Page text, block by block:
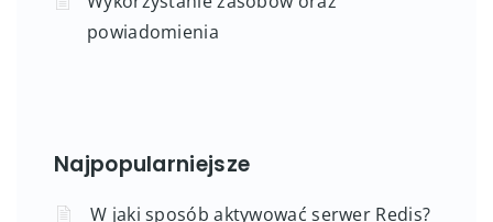
powiadomienia
Najpopularniejsze
W jaki sposób aktywować serwer Redis?